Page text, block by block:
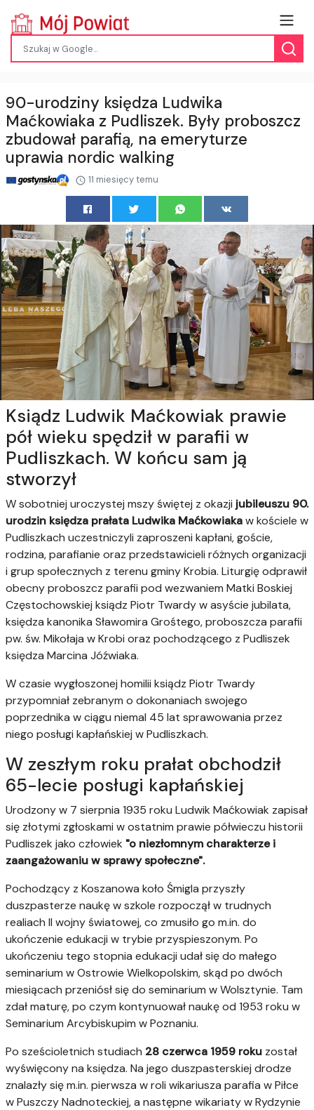
90-urodziny księdza Ludwika
Maćkowiaka z Pudliszek. Były proboszcz
zbudował parafią, na emeryturze
uprawia nordic walking
11 miesięcy temu
Ksiądz Ludwik Maćkowiak prawie
pół wieku spędził w parafii w
Pudliszkach. W końcu sam ją
stworzył
W sobotniej uroczystej mszy świętej z okazji jubileuszu 90.
urodzin księdza prałata Ludwika Maćkowiakaw kościele w
Pudliszkach uczestniczyli zaproszeni kapłani, goście,
rodzina, parafianie oraz przedstawicieli różnych organizacji
i grup społecznych z terenu gminy Krobia. Liturgię odprawił
obecny proboszcz parafii pod wezwaniem Matki Boskiej
Częstochowskiej ksiądz Piotr Twardy w asyście jubilata,
księdza kanonika Sławomira Grośtego, proboszcza parafii
pw. św. Mikołaja w Krobi oraz pochodzącego z Pudliszek
księdza Marcina Jóźwiaka.
W czasie wygłoszonej homilii ksiądz Piotr Twardy
przypomniał zebranym o dokonaniach swojego
poprzednika w ciągu niemal 45 lat sprawowania przez
niego posługi kapłańskiej w Pudliszkach.
W zeszłym roku prałat obchodził
65-lecie posługi kapłańskiej
Urodzony w 7 sierpnia 1935 roku Ludwik Maćkowiak zapisał
się złotymi zgłoskami w ostatnim prawie półwieczu historii
Pudliszek jako człowiek "o niezłomnym charakterze i
zaangażowaniu w sprawy społeczne".
Pochodzący z Koszanowa koło Śmigla przyszły
duszpasterze naukę w szkole rozpoczął w trudnych
realiach II wojny światowej, co zmusiło go m.in. do
ukończenie edukacji w trybie przyspieszonym. Po
ukończeniu tego stopnia edukacji udał się do małego
seminarium w Ostrowie Wielkopolskim, skąd po dwóch
miesiącach przeniósł się do seminarium w Wolsztynie. Tam
zdał maturę, po czym kontynuował naukę od 1953 roku w
Seminarium Arcybiskupim w Poznaniu.
Po sześcioletnich studiach 28 czerwca 1959 roku został
wyświęcony na księdza. Na jego duszpasterskiej drodze
znalazły się m.in. pierwsza w roli wikariusza parafia w Piłce
w Puszczy Nadnoteckiej, a następne wikariaty w Rydzynie